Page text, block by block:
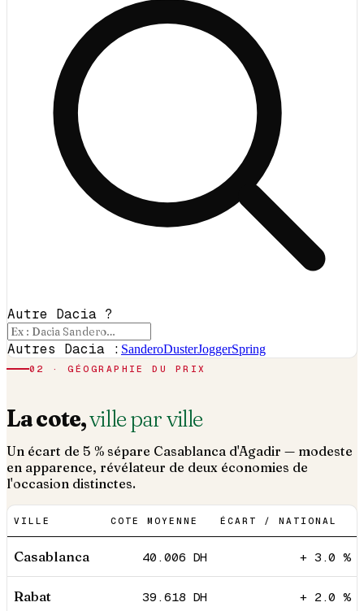
Autre Dacia ?
Autres Dacia : SanderoDusterJoggerSpring
02 · GÉOGRAPHIE DU PRIX
La cote,ville par ville
Un écart de 5 % sépare Casablanca d'Agadir — modeste
en apparence, révélateur de deux économies de
l'occasion distinctes.
VILLE COTE MOYENNE ÉCART / NATIONAL
Casablanca 40.006 DH + 3.0 %
Rabat 39.618 DH + 2.0 %